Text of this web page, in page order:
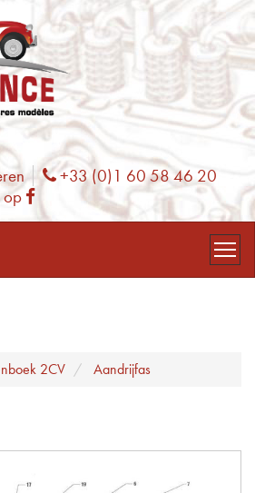
Phone
+33 (0)1 60 58 46 20
op Facebook
2CV Aandrijfas